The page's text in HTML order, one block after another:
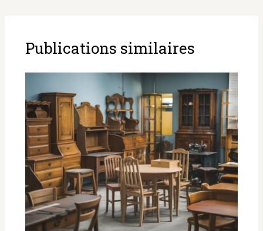
Publications similaires